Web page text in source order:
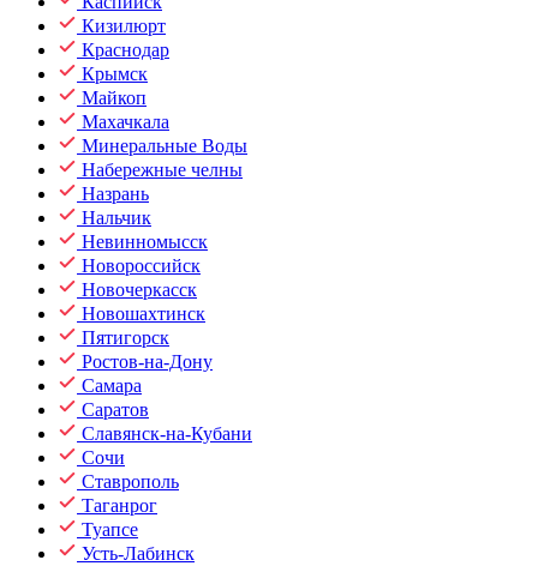
Кизилюрт
Краснодар
Крымск
Майкоп
Махачкала
Минеральные Воды
Набережные челны
Назрань
Нальчик
Невинномысск
Новороссийск
Новочеркасск
Новошахтинск
Пятигорск
Ростов-на-Дону
Самара
Саратов
Славянск-на-Кубани
Сочи
Ставрополь
Таганрог
Туапсе
Усть-Лабинск